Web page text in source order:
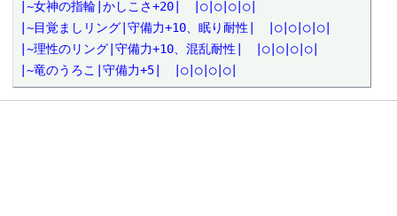
|~女神の指輪|かしこさ+20|　|○|○|○|○|
|~目覚ましリング|守備力+10、眠り耐性|　|○|○|○|○|
|~理性のリング|守備力+10、混乱耐性|　|○|○|○|○|
|~竜のうろこ|守備力+5|　|○|○|○|○|